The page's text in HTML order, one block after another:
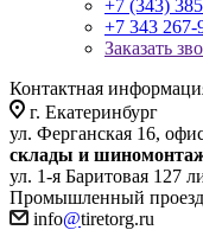
+7 (343)
+7 343 267-
Заказать
Контактная
г. Екатеринбург
ул. Ферганская 16,
склады и
ул. 1-я Баритовая 127
Промышленный
info@tiretorg.ru